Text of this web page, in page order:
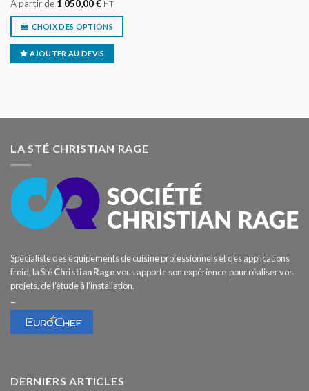
À partir de 1 050,00€ HT
CHOIX DES OPTIONS
AJOUTER AU DEVIS
LA STÉ CHRISTIAN RAGE
Spécialiste des équipements de cuisine professionnels et des applications
froid, la StéChristian Ragevous apporte son expérience pour réaliser vos
projets, de l’étude à l’installation.
–
DERNIERS ARTICLES